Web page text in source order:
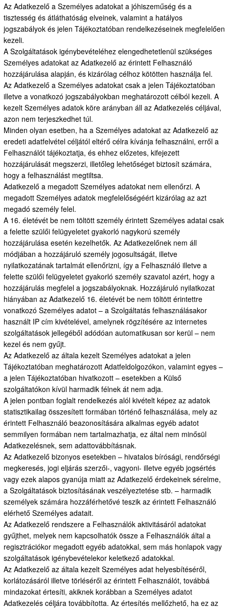
Az Adatkezelő a Személyes adatokat a jóhiszeműség és a
tisztesség és átláthatóság elveinek, valamint a hatályos
jogszabályok és jelen Tájékoztatóban rendelkezéseinek megfelelően
kezeli.
A Szolgáltatások igénybevételéhez elengedhetetlenül szükséges
Személyes adatokat az Adatkezelő az érintett Felhasználó
hozzájárulása alapján, és kizárólag célhoz kötötten használja fel.
Az Adatkezelő a Személyes adatokat csak a jelen Tájékoztatóban
illetve a vonatkozó jogszabályokban meghatározott célból kezeli. A
kezelt Személyes adatok köre arányban áll az Adatkezelés céljával,
azon nem terjeszkedhet túl.
Minden olyan esetben, ha a Személyes adatokat az Adatkezelő az
eredeti adatfelvétel céljától eltérő célra kívánja felhasználni, erről a
Felhasználót tájékoztatja, és ehhez előzetes, kifejezett
hozzájárulását megszerzi, illetőleg lehetőséget biztosít számára,
hogy a felhasználást megtiltsa.
Adatkezelő a megadott Személyes adatokat nem ellenőrzi. A
megadott Személyes adatok megfelelőségéért kizárólag az azt
megadó személy felel.
A 16. életévét be nem töltött személy érintett Személyes adatai csak
a felette szülői felügyeletet gyakorló nagykorú személy
hozzájárulása esetén kezelhetők. Az Adatkezelőnek nem áll
módjában a hozzájáruló személy jogosultságát, illetve
nyilatkozatának tartalmát ellenőrizni, így a Felhasználó illetve a
felette szülői felügyeletet gyakorló személy szavatol azért, hogy a
hozzájárulás megfelel a jogszabályoknak. Hozzájáruló nyilatkozat
hiányában az Adatkezelő 16. életévét be nem töltött érintettre
vonatkozó Személyes adatot – a Szolgáltatás felhasználásakor
használt IP cím kivételével, amelynek rögzítésére az internetes
szolgáltatások jellegéből adódóan automatikusan sor kerül – nem
kezel és nem gyűjt.
Az Adatkezelő az általa kezelt Személyes adatokat a jelen
Tájékoztatóban meghatározott Adatfeldolgozókon, valamint egyes –
a jelen Tájékoztatóban hivatkozott – esetekben a Külső
szolgáltatókon kívül harmadik félnek át nem adja.
A jelen pontban foglalt rendelkezés alól kivételt képez az adatok
statisztikailag összesített formában történő felhasználása, mely az
érintett Felhasználó beazonosítására alkalmas egyéb adatot
semmilyen formában nem tartalmazhatja, ez által nem minősül
Adatkezelésnek, sem adattovábbításnak.
Az Adatkezelő bizonyos esetekben – hivatalos bírósági, rendőrségi
megkeresés, jogi eljárás szerzői-, vagyoni- illetve egyéb jogsértés
vagy ezek alapos gyanúja miatt az Adatkezelő érdekeinek sérelme,
a Szolgáltatások biztosításának veszélyeztetése stb. – harmadik
személyek számára hozzáférhetővé teszik az érintett Felhasználó
elérhető Személyes adatait.
Az Adatkezelő rendszere a Felhasználók aktivitásáról adatokat
gyűjthet, melyek nem kapcsolhatók össze a Felhasználók által a
regisztrációkor megadott egyéb adatokkal, sem más honlapok vagy
szolgáltatások igénybevételekor keletkező adatokkal.
Az Adatkezelő az általa kezelt Személyes adat helyesbítéséről,
korlátozásáról illetve törléséről az érintett Felhasználót, továbbá
mindazokat értesíti, akiknek korábban a Személyes adatot
Adatkezelés céljára továbbította. Az értesítés mellőzhető, ha ez az